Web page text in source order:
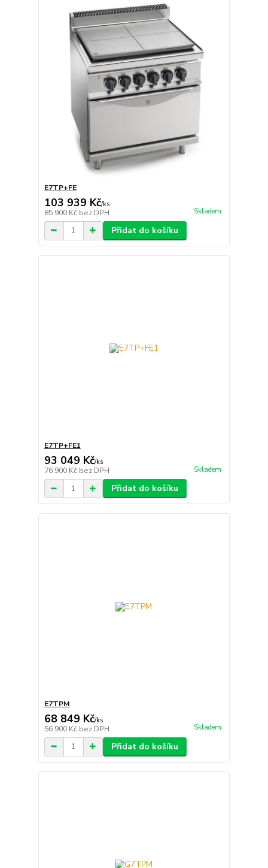
E7TP+FE
103 939 Kč/ks
85 900 Kč bez DPH Skladem
Přidat do košíku
E7TP+FE1
93 049 Kč/ks
76 900 Kč bez DPH Skladem
Přidat do košíku
E7TPM
68 849 Kč/ks
56 900 Kč bez DPH Skladem
Přidat do košíku